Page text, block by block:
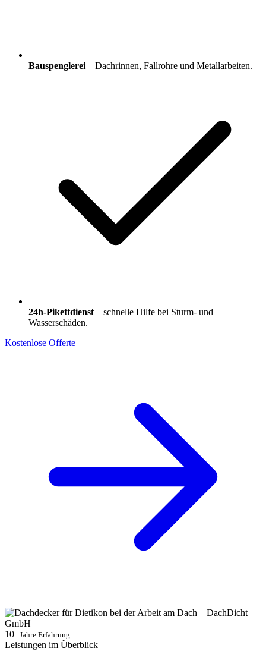
Bauspenglerei – Dachrinnen, Fallrohre und Metallarbeiten.
24h-Pikettdienst – schnelle Hilfe bei Sturm- und
Wasserschäden.
Kostenlose Offerte
10+Jahre Erfahrung
Leistungen im Überblick